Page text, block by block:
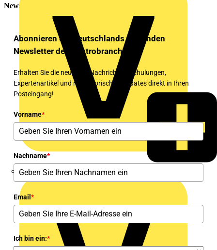
eldis electro distributor GmbH
Newsletter
Abonnieren Sie Deutschlands führenden
Newsletter der Elektrobranche!
Erhalten Sie die neuesten Nachrichten, Schulungen,
Expertenartikel und regulatorischen Updates direkt in Ihren
Posteingang!
Vorname*
Nachname*
Email *
Ich bin ein:*